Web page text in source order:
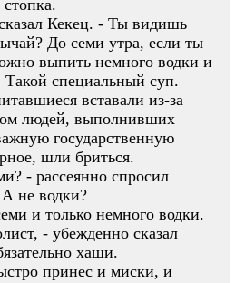
Кекец. - Ты видишь
До семи утра, если ты
выпить немного водки и
Такой специальный суп.
вставали из-за
людей, выполнивших
государственную
шли бриться.
- рассеянно спросил
не водки?
и только немного водки.
- убежденно сказал
хаши.
принес и миски, и